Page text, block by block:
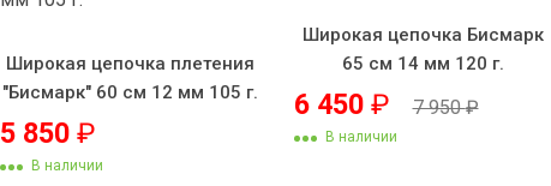
Широкая цепочка плетения
"Бисмарк" 60 см 12 мм 105 г.
5 850 ₽
В наличии
Широкая цепочка Бисмарк
65 см 14 мм 120 г.
6 450 ₽ 7 950₽
В наличии